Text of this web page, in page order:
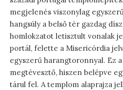
megjelenés viszonylag
hangsúly a belső tér gazdag
homlokzatot letisztult vonalak
portál, felette a Misericórdia
egyszerű harangtoronnyal. Ez
megtévesztő, hiszen belépve
tárul fel. A templom alaprajza